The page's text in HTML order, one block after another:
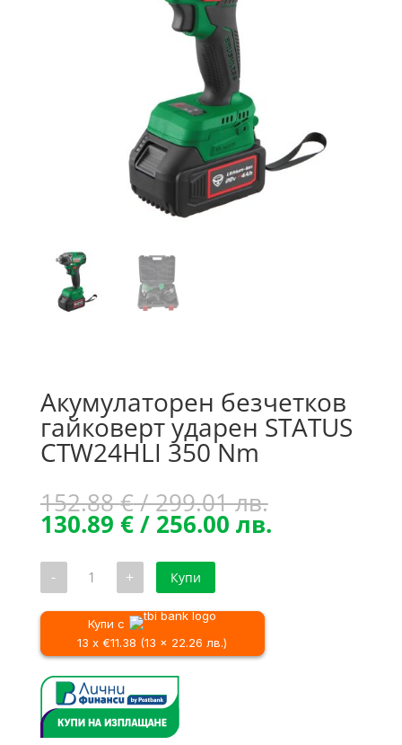
Акумулаторен безчетков
гайковерт ударен STATUS
CTW24HLI 350 Nm
152.88€/ 299.01 лв.Original
price
was:
130.89 €/ 256.00 лв.Текущата
цена
- количество
Акумулаторен
безчетков
гайковерт
ударен
STATUS
350
Nm
+ Купи
Купи с
13 x €11.38 (13 x 22.26 лв.)